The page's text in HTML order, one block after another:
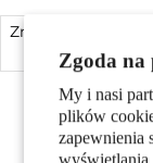
Zgoda na
My i nasi
plików
zapewnienia
wyświetlania
Zmniejsz ilość
Wykonane z
Średnica
Darmowa